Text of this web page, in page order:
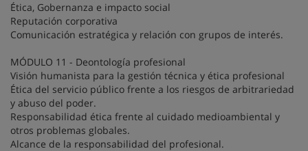
Ética, Gobernanza e impacto social
Reputación corporativa
Comunicación estratégica y relación con grupos de interés.
MÓDULO 11 - Deontología profesional
Visión humanista para la gestión técnica y ética profesional
Ética del servicio público frente a los riesgos de arbitrariedad
y abuso del poder.
Responsabilidad ética frente al cuidado medioambiental y
otros problemas globales.
Alcance de la responsabilidad del profesional.